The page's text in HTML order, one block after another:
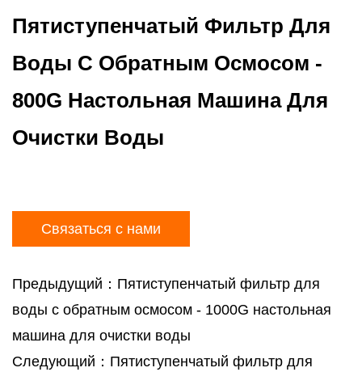
Пятиступенчатый Фильтр Для
Воды С Обратным Осмосом -
800G Настольная Машина Для
Очистки Воды
Связаться с нами
Предыдущий：Пятиступенчатый фильтр для
воды с обратным осмосом - 1000G настольная
машина для очистки воды
Следующий：Пятиступенчатый фильтр для